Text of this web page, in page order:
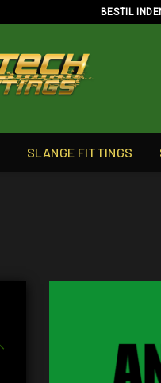
BESTIL
SLANGE FITTINGS